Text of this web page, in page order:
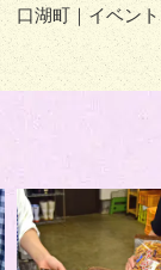
口湖町｜イベント